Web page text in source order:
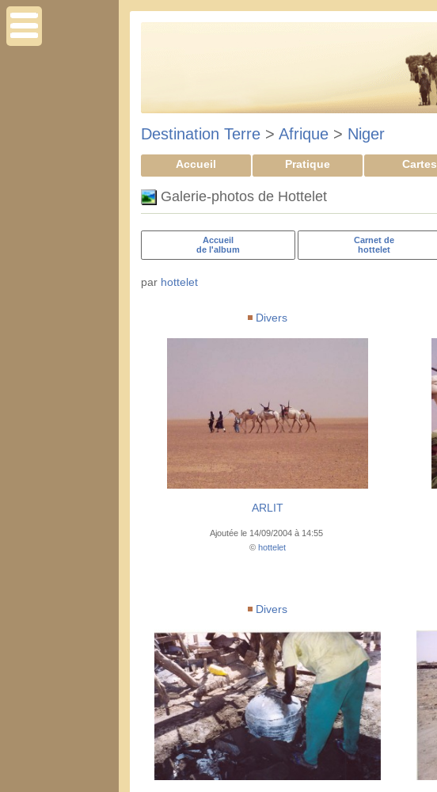
Destination Terre > Afrique > Niger
Accueil Pratique Cartes
Galerie-photos de Hottelet
Accueil
de l'album
Carnet de
hottelet
par hottelet
Divers
ARLIT
Ajoutée le 14/09/2004 à 14:55
© hottelet
Divers